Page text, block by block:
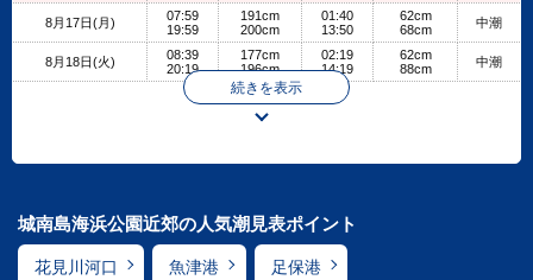
8月17日(月)
07:59
19:59
191cm
200cm
01:40
13:50
62cm
68cm
中潮
8月18日(火)
08:39
20:19
177cm
196cm
02:19
14:19
62cm
88cm
中潮
続きを表示
城南島海浜公園近郊の人気潮見表ポイント
花見川河口 魚津港 足保港